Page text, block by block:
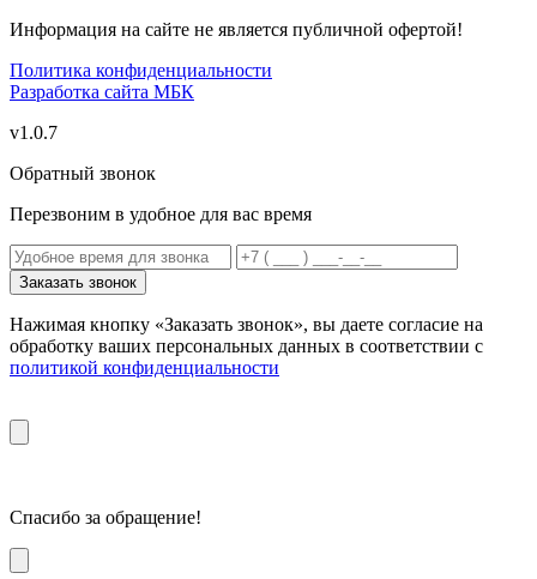
Информация на сайте не является публичной офертой!
Политика конфиденциальности
Разработка сайта МБК
v1.0.7
Обратный звонок
Перезвоним в удобное для вас время
Заказать звонок
Нажимая кнопку «Заказать звонок», вы даете согласие на
обработку ваших персональных данных в соответствии с
политикой конфиденциальности
Спасибо за обращение!